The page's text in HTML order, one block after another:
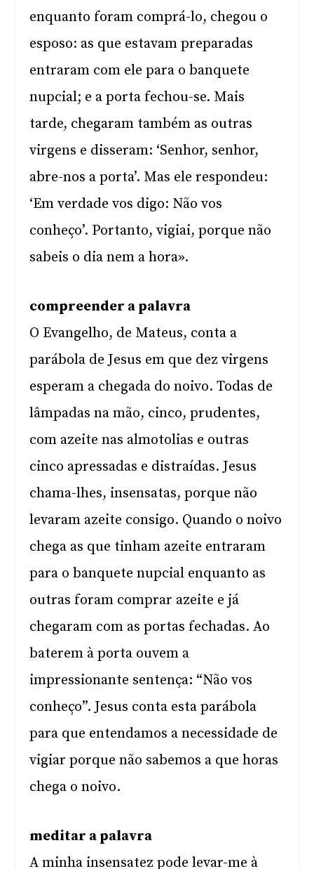
enquanto foram comprá-lo, chegou o
esposo: as que estavam preparadas
entraram com ele para o banquete
nupcial; e a porta fechou-se. Mais
tarde, chegaram também as outras
virgens e disseram: ‘Senhor, senhor,
abre-nos a porta’. Mas ele respondeu:
‘Em verdade vos digo: Não vos
conheço’. Portanto, vigiai, porque não
sabeis o dia nem a hora».
compreender a palavra
O Evangelho, de Mateus, conta a
parábola de Jesus em que dez virgens
esperam a chegada do noivo. Todas de
lâmpadas na mão, cinco, prudentes,
com azeite nas almotolias e outras
cinco apressadas e distraídas. Jesus
chama-lhes, insensatas, porque não
levaram azeite consigo. Quando o noivo
chega as que tinham azeite entraram
para o banquete nupcial enquanto as
outras foram comprar azeite e já
chegaram com as portas fechadas. Ao
baterem à porta ouvem a
impressionante sentença: “Não vos
conheço”. Jesus conta esta parábola
para que entendamos a necessidade de
vigiar porque não sabemos a que horas
chega o noivo.
meditar a palavra
A minha insensatez pode levar-me à